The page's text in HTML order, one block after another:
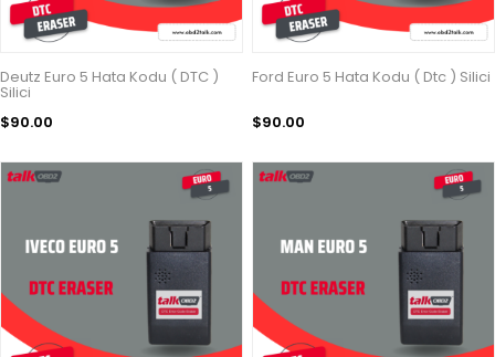
Deutz Euro 5 Hata Kodu ( DTC )
Silici
$90.00
Ford Euro 5 Hata Kodu ( Dtc ) Silici
$90.00